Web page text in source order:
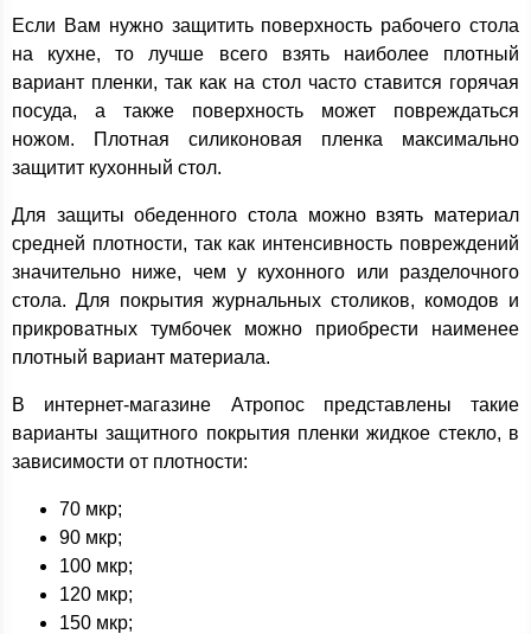
Если Вам нужно защитить поверхность рабочего стола
на кухне, то лучше всего взять наиболее плотный
вариант пленки, так как на стол часто ставится горячая
посуда, а также поверхность может повреждаться
ножом. Плотная силиконовая пленка максимально
защитит кухонный стол.
Для защиты обеденного стола можно взять материал
средней плотности, так как интенсивность повреждений
значительно ниже, чем у кухонного или разделочного
стола. Для покрытия журнальных столиков, комодов и
прикроватных тумбочек можно приобрести наименее
плотный вариант материала.
В интернет-магазине Атропос представлены такие
варианты защитного покрытия пленки жидкое стекло, в
зависимости от плотности:
70 мкр;
90 мкр;
100 мкр;
120 мкр;
150 мкр;